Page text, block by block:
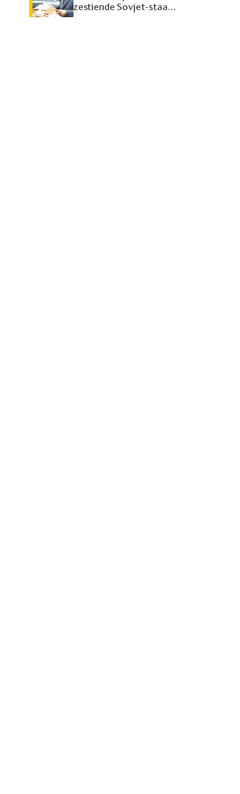
zestiende Sovjet-staat
maken